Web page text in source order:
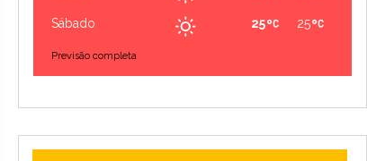
Sábado 25
25
Previsão completa